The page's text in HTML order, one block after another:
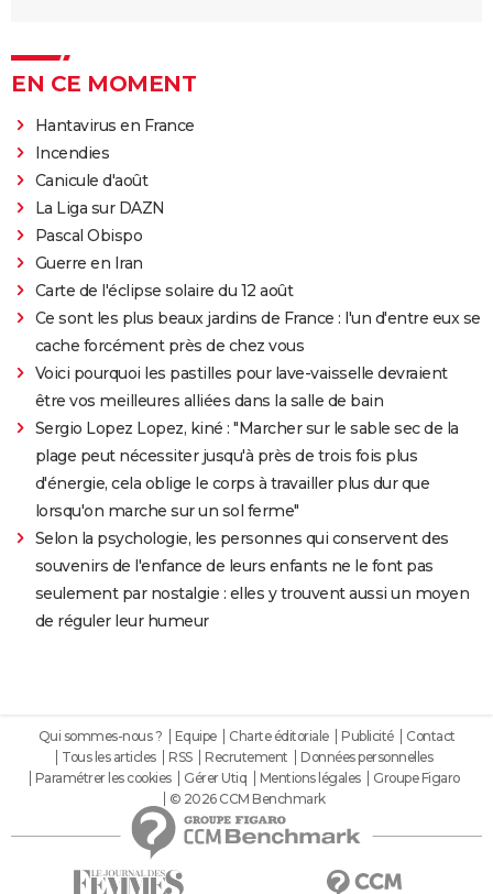
EN CE MOMENT
Hantavirus en France
Incendies
Canicule d'août
La Liga sur DAZN
Pascal Obispo
Guerre en Iran
Carte de l'éclipse solaire du 12 août
Ce sont les plus beaux jardins de France : l'un d'entre eux se
cache forcément près de chez vous
Voici pourquoi les pastilles pour lave-vaisselle devraient
être vos meilleures alliées dans la salle de bain
Sergio Lopez Lopez, kiné : "Marcher sur le sable sec de la
plage peut nécessiter jusqu'à près de trois fois plus
d'énergie, cela oblige le corps à travailler plus dur que
lorsqu'on marche sur un sol ferme"
Selon la psychologie, les personnes qui conservent des
souvenirs de l'enfance de leurs enfants ne le font pas
seulement par nostalgie : elles y trouvent aussi un moyen
de réguler leur humeur
Qui sommes-nous ? Equipe Charte éditoriale Publicité
Contact
Tous les articles
RSS Recrutement
Données personnelles
Paramétrer les cookies
Gérer Utiq Mentions légales
Groupe Figaro
© 2026 CCM Benchmark